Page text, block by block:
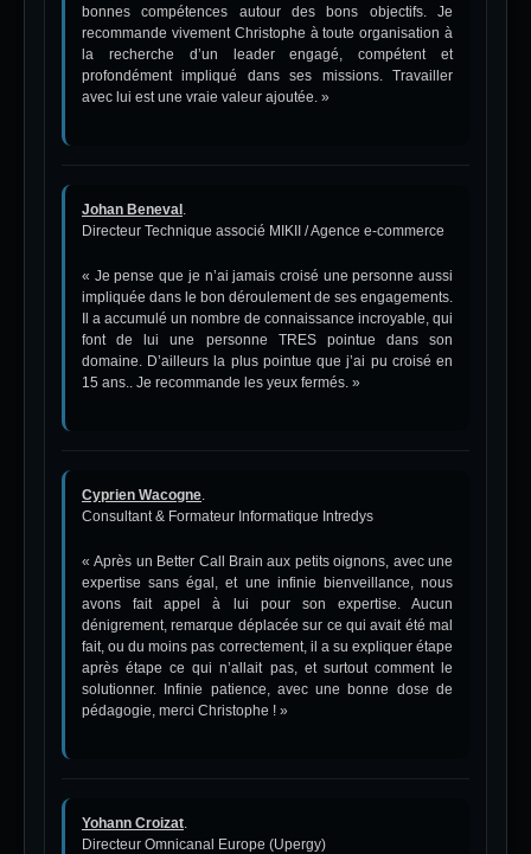
bonnes compétences autour des bons objectifs. Je
recommande vivement Christophe à toute organisation à
la recherche d’un leader engagé, compétent et
profondément impliqué dans ses missions. Travailler
avec lui est une vraie valeur ajoutée. »
Johan Beneval .
Directeur Technique associé MIKII / Agence e-commerce
« Je pense que je n’ai jamais croisé une personne aussi
impliquée dans le bon déroulement de ses engagements.
Il a accumulé un nombre de connaissance incroyable, qui
font de lui une personne TRES pointue dans son
domaine. D’ailleurs la plus pointue que j’ai pu croisé en
15 ans.. Je recommande les yeux fermés. »
Cyprien Wacogne.
Consultant & Formateur Informatique Intredys
« Après un Better Call Brain aux petits oignons, avec une
expertise sans égal, et une infinie bienveillance, nous
avons fait appel à lui pour son expertise. Aucun
dénigrement, remarque déplacée sur ce qui avait été mal
fait, ou du moins pas correctement, il a su expliquer étape
après étape ce qui n’allait pas, et surtout comment le
solutionner. Infinie patience, avec une bonne dose de
pédagogie, merci Christophe ! »
Yohann Croizat.
Directeur Omnicanal Europe (Upergy)